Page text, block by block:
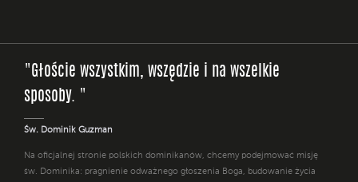
"Głoście wszystkim, wszędzie i na wszelkie
sposoby. "
Św. Dominik Guzman
Na oficjalnej stronie polskich dominikanów, chcemy podejmować misję
św. Dominika: pragnienie odważnego głoszenia Boga, budowanie życia